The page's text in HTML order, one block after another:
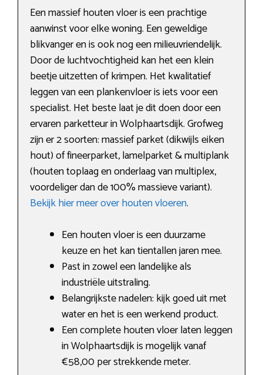
Een massief houten vloer is een prachtige
aanwinst voor elke woning. Een geweldige
blikvanger en is ook nog een milieuvriendelijk.
Door de luchtvochtigheid kan het een klein
beetje uitzetten of krimpen. Het kwalitatief
leggen van een plankenvloer is iets voor een
specialist. Het beste laat je dit doen door een
ervaren parketteur in Wolphaartsdijk. Grofweg
zijn er 2 soorten: massief parket (dikwijls eiken
hout) of fineerparket, lamelparket & multiplank
(houten toplaag en onderlaag van multiplex,
voordeliger dan de 100% massieve variant).
Bekijk hier meer over houten vloeren.
Een houten vloer is een duurzame
keuze en het kan tientallen jaren mee.
Past in zowel een landelijke als
industriële uitstraling.
Belangrijkste nadelen: kijk goed uit met
water en het is een werkend product.
Een complete houten vloer laten leggen
in Wolphaartsdijk is mogelijk vanaf
€58,00 per strekkende meter.